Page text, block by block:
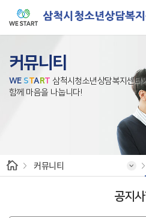
커뮤니티
WE START 삼척시청소년상담복지센터
함께 마음을 나눕니다!
커뮤니티
공지